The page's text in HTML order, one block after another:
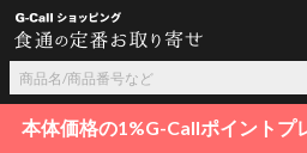
本体価格の1%G-Callポイントプ